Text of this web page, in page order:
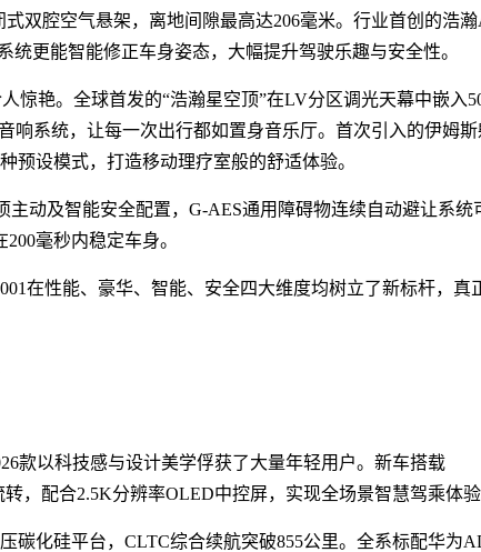
双腔空气悬架，离地间隙最高达206毫米。行业首创的浩
更能智能修正车身姿态，大幅提升驾驶乐趣与安全性。
惊艳。全球首发的“浩瀚星空顶”在LV分区调光天幕中嵌入
响系统，让每一次出行都如置身音乐厅。首次引入的伊姆斯
预设模式，打造移动理疗室般的舒适体验。
主动及智能安全配置，G-AES通用障碍物连续自动避让系统
毫秒内稳定车身。
在性能、豪华、智能、安全四大维度均树立了新标杆，真
款以科技感与设计美学俘获了大量年轻用户。新车搭载
，配合2.5K分辨率OLED中控屏，实现全场景智慧驾乘体验
碳化硅平台，CLTC综合续航突破855公里。全系标配华为